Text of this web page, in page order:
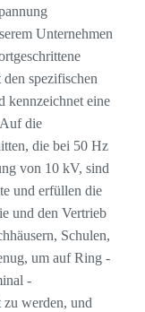
Unternehmen
spezifischen
kennzeichnet eine
die
die bei 50 Hz
von 10 kV, sind
und erfüllen die
und den Vertrieb
Schulen,
um auf Ring -
-
zu werden, und